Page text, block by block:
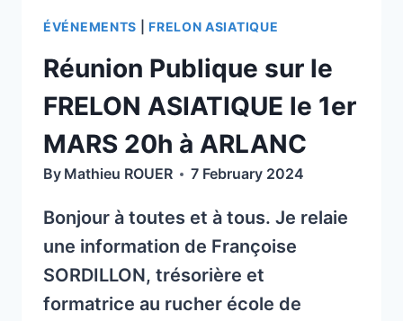
ÉVÉNEMENTS |FRELON ASIATIQUE
Réunion Publique sur le
FRELON ASIATIQUE le 1er
MARS 20h à ARLANC
By Mathieu ROUER 7 February 2024
Bonjour à toutes et à tous. Je relaie
une information de Françoise
SORDILLON, trésorière et
formatrice au rucher école de